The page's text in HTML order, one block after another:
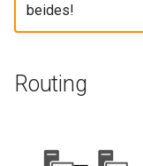
beides!
Routing